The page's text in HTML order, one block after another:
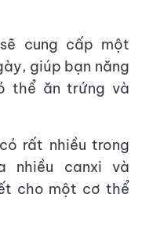
cung cấp một
giúp bạn năng
thể ăn trứng và
rất nhiều trong
nhiều canxi và
cho một cơ thể